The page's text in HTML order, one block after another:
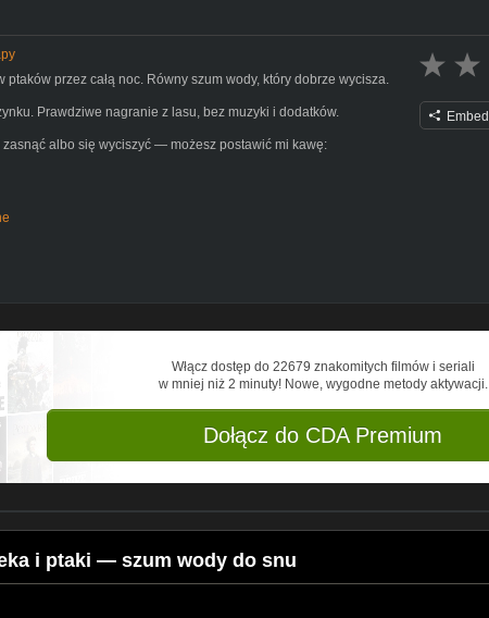
ptaków przez całą noc. Równy szum wody, który dobrze wycisza.
Prawdziwe nagranie z lasu, bez muzyki i dodatków.
albo się wyciszyć — możesz postawić mi kawę:
Embed
Włącz dostęp do 22679 znakomitych filmów i seriali
w mniej niż 2 minuty! Nowe, wygodne metody aktywacji.
Dołącz do CDA Premium
i ptaki — szum wody do snu